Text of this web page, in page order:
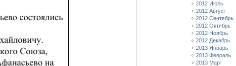
2012 Июль
2012 Август
2012 Сентябрь
2012 Октябрь
2012 Ноябрь
2012 Декабрь
2013 Январь
2013 Февраль
2013 Март